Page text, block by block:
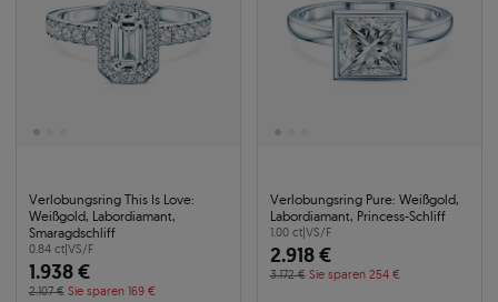
Verlobungsring This Is Love:
Weißgold, Labordiamant,
Smaragdschliff
0.84 ct|VS/F
1.938 €
2.107 € Sie sparen 169 €
Verlobungsring Pure: Weißgold,
Labordiamant, Princess-Schliff
1.00 ct|VS/F
2.918 €
3.172 € Sie sparen 254 €